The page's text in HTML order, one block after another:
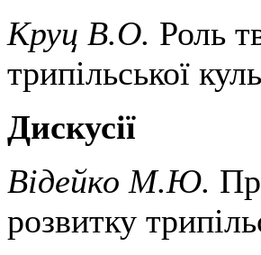
Круц В.О. Роль
трипільської
Дискусії
Відейко М.Ю.
розвитку